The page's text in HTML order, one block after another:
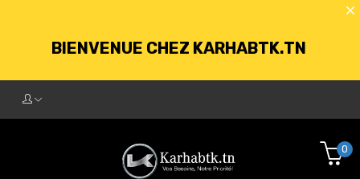
BIENVENUE CHEZ KARHABTK.TN
0